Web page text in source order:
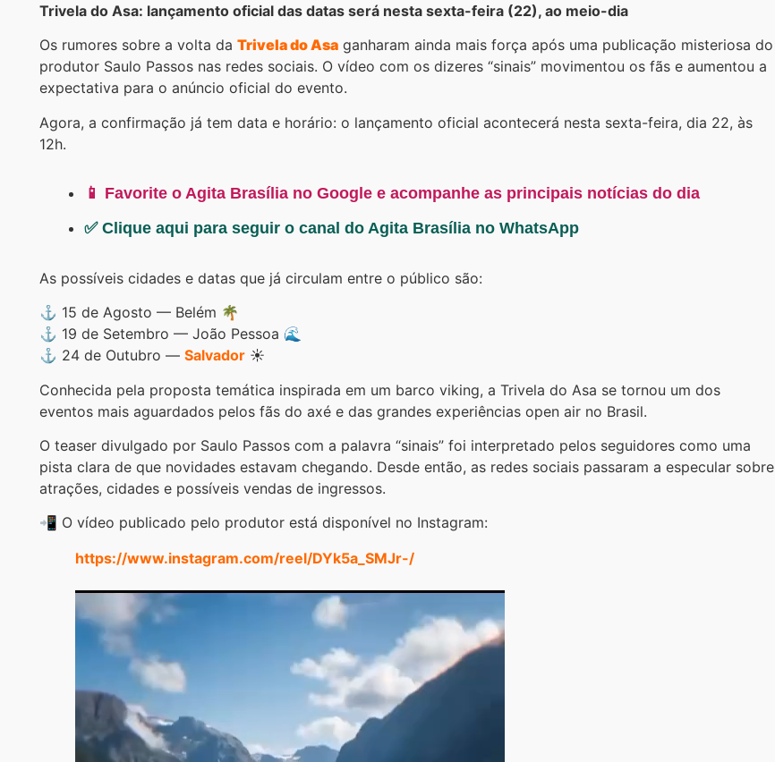
Trivela do Asa: lançamento oficial das datas será nesta sexta-feira (22), ao meio-dia
Os rumores sobre a volta da Trivela do Asa ganharam ainda mais força após uma publicação misteriosa do
produtor Saulo Passos nas redes sociais. O vídeo com os dizeres “sinais” movimentou os fãs e aumentou a
expectativa para o anúncio oficial do evento.
Agora, a confirmação já tem data e horário: o lançamento oficial acontecerá nesta sexta-feira, dia 22, às
12h.
📱 Favorite o Agita Brasília no Google e acompanhe as principais notícias do dia
✅ Clique aqui para seguir o canal do Agita Brasília no WhatsApp
As possíveis cidades e datas que já circulam entre o público são:
⚓ 15 de Agosto — Belém 🌴
⚓ 19 de Setembro — João Pessoa 🌊
⚓ 24 de Outubro — Salvador ☀️
Conhecida pela proposta temática inspirada em um barco viking, a Trivela do Asa se tornou um dos
eventos mais aguardados pelos fãs do axé e das grandes experiências open air no Brasil.
O teaser divulgado por Saulo Passos com a palavra “sinais” foi interpretado pelos seguidores como uma
pista clara de que novidades estavam chegando. Desde então, as redes sociais passaram a especular sobre
atrações, cidades e possíveis vendas de ingressos.
📲 O vídeo publicado pelo produtor está disponível no Instagram:
https://www.instagram.com/reel/DYk5a_SMJr-/